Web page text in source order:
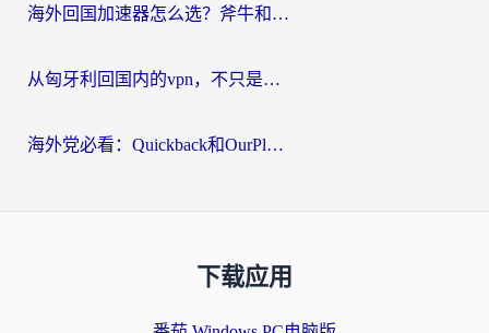
海外回国加速器怎么选？斧牛和海龟哪个好？一篇帮你避开坑的实用指南
从匈牙利回国内的vpn，不只是为了刷剧那么简单
海外党必看：Quickback和OurPlay好用吗？3分钟选对回国加速器，无缝刷剧玩游戏
下载应用